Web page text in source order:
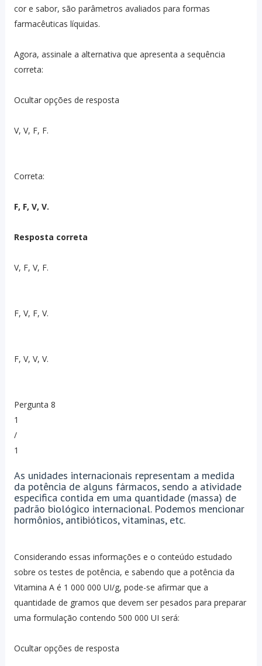
cor e sabor, são parâmetros avaliados para formas
farmacêuticas líquidas.
Agora, assinale a alternativa que apresenta a sequência
correta:
Ocultar opções de resposta
V, V, F, F.
Correta:
F, F, V, V.
Resposta correta
V, F, V, F.
F, V, F, V.
F, V, V, V.
Pergunta 8
1
/
1
As unidades internacionais representam a medida
da potência de alguns fármacos, sendo a atividade
especifica contida em uma quantidade (massa) de
padrão biológico internacional. Podemos mencionar
hormônios, antibióticos, vitaminas, etc.
Considerando essas informações e o conteúdo estudado
sobre os testes de potência, e sabendo que a potência da
Vitamina A é 1 000 000 UI/g, pode-se afirmar que a
quantidade de gramos que devem ser pesados para preparar
uma formulação contendo 500 000 UI será:
Ocultar opções de resposta